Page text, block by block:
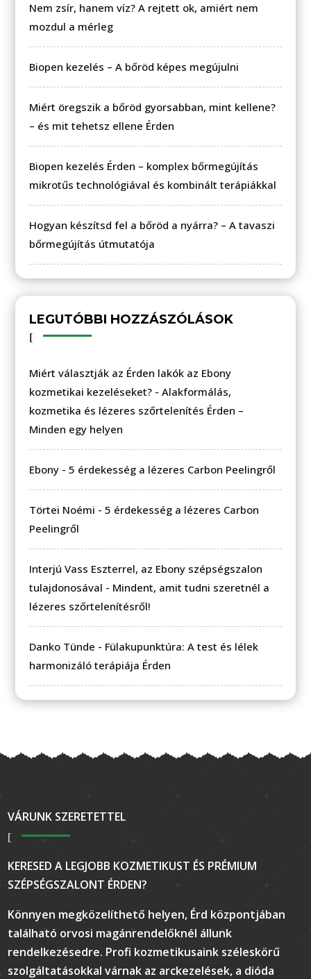
Nem zsír, hanem víz? A rejtett ok, amiért nem
mozdul a mérleg
Biopen kezelés – A bőröd képes megújulni
Miért öregszik a bőröd gyorsabban, mint kellene?
– és mit tehetsz ellene Érden
Biopen kezelés Érden – komplex bőrmegújítás
mikrotűs technológiával és kombinált terápiákkal
Hogyan készítsd fel a bőröd a nyárra? – A tavaszi
bőrmegújítás útmutatója
LEGUTÓBBI HOZZÁSZÓLÁSOK
Miért választják az Érden lakók az Ebony
kozmetikai kezeléseket? -Alakformálás,
kozmetika és lézeres szőrtelenítés Érden –
Minden egy helyen
Ebony -5 érdekesség a lézeres Carbon Peelingről
Törtei Noémi -5 érdekesség a lézeres Carbon
Peelingről
Interjú Vass Eszterrel, az Ebony szépségszalon
tulajdonosával - Mindent, amit tudni szeretnél a
lézeres szőrtelenítésről!
Danko Tünde - Fülakupunktúra: A test és lélek
harmonizáló terápiája Érden
VÁRUNK SZERETETTEL
KERESED A LEGJOBB KOZMETIKUST ÉS PRÉMIUM
SZÉPSÉGSZALONT ÉRDEN?
Könnyen megközelíthető helyen, Érd központjában
található orvosi magánrendelőknél állunk
rendelkezésedre. Profi kozmetikusaink széleskörű
szolgáltatásokkal várnak az arckezelések, a dióda